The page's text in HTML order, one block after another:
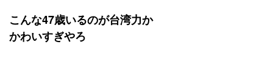
こんな47歳いるのが台湾力か
かわいすぎやろ